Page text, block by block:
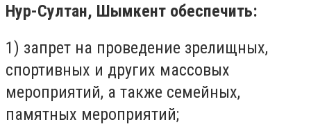
Нур-Султан, Шымкент обеспечить:
1) запрет на проведение зрелищных,
спортивных и других массовых
мероприятий, а также семейных,
памятных мероприятий;